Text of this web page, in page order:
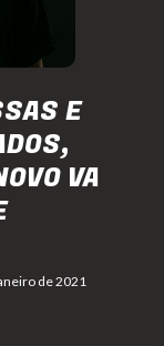
E
VA
de 2021